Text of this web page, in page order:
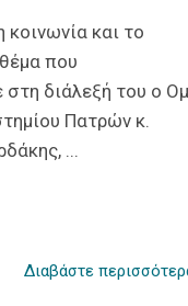
κοινωνία και το
που
διάλεξή του ο
Πατρών κ.
...
Διαβάστε